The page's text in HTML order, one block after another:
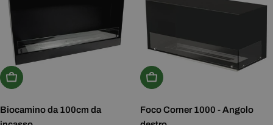
Aggiungi Al Carrello
Biocamino da 100cm da
Scegli Le Opzioni
Foco Corner 1000 - Angolo